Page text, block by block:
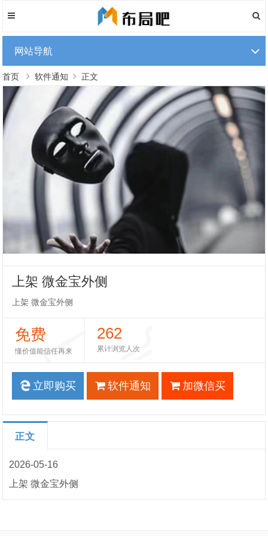
网站导航
首页 软件通知 正文
上架 微金宝外侧
上架 微金宝外侧
免费
懂价值能信任再来
262
累计浏览人次
立即购买 软件通知 加微信买
正文
2026-05-16
上架 微金宝外侧